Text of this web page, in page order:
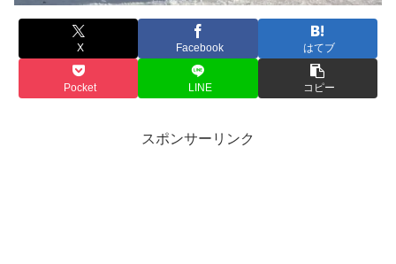
X Facebook はてブ
Pocket LINE コピー
スポンサーリンク